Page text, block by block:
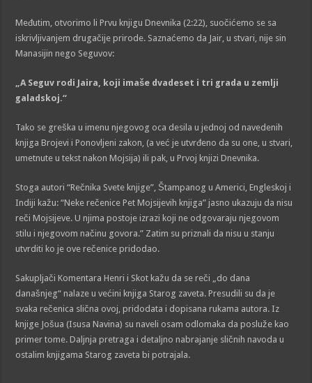
Međutim, otvorimo li Prvu knjigu Dnevnika (2:22), suočićemo se sa
iskrivljivanjem drugačije prirode. Saznaćemo da Jair, u stvari, nije sin
Manasijin nego Seguvov:
„A Seguv rodi Jaira, koji imaše dvadeset i tri grada u zemlji
galadskoj.“
Tako se greška u imenu njegovog oca desila u jednoj od navedenih
knjiga Brojevi i Ponovljeni zakon, (a već je utvrđeno da su one, u stvari,
umetnute u tekst nakon Mojsija) ili pak, u Prvoj knjizi Dnevnika.
Stoga autori “Rečnika Svete knjige”, Štampanog u Americi, Engleskoj i
Indiji kažu: “Neke rečenice Pet Mojsijevih knjiga” jasno ukazuju da nisu
reči Mojsijeve. U njima postoje izrazi koji ne odgovaraju njegovom
stilu i njegovom načinu govora.” Zatim su priznali da nisu u stanju
utvrditi ko je ove rečenice pridodao.
Sakupljači Komentara Henri i Skot kažu da se reči „do dana
današnjeg“ nalaze u većini knjiga Starog zaveta. Presudili su da je
svaka rečenica slična ovoj, pridodata i dopisana rukama autora. Iz
knjige Jošua (Isusa Navina) su naveli osam odlomaka da posluže kao
primer tome. Daljnja pretraga i detaljno nabrajanje sličnih navoda u
ostalim knjigama Starog zaveta bi potrajala.